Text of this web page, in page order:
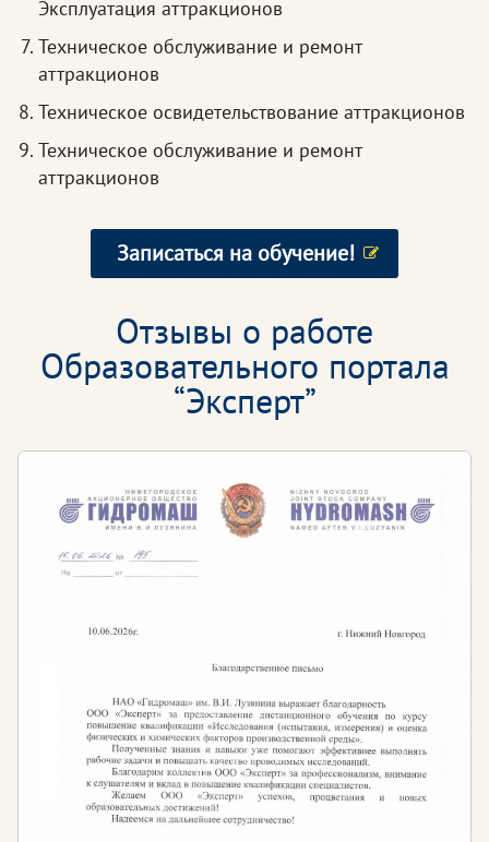
Эксплуатация аттракционов
Техническое обслуживание и ремонт
аттракционов
Техническое освидетельствование аттракционов
Техническое обслуживание и ремонт
аттракционов
Записаться на обучение!
Отзывы о работе
Образовательного портала
“Эксперт”